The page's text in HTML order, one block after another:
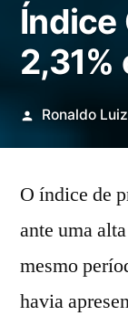
Índice
2,31%
Publicado
Ronaldo Luiz
O índice de
ante uma
mesmo
havia